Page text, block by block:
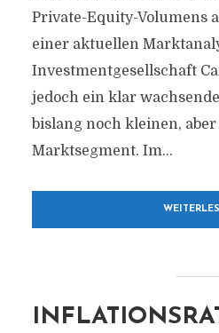
Private-Equity-Volumens
einer aktuellen
Investmentgesellschaft
jedoch ein klar
bislang noch kleinen,
Marktsegment. Im...